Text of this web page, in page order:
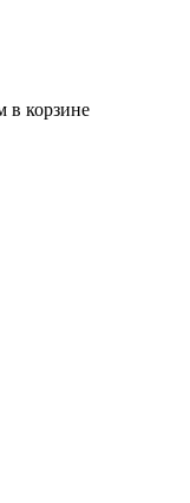
в корзине